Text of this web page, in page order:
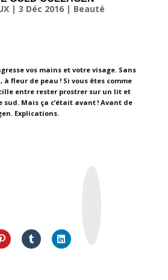
| 3 Déc 2016| Beauté
vos mains et votre visage. Sans
fleur de peau ! Si vous êtes comme
entre rester prostrer sur un lit et
sud. Mais ça c’était avant ! Avant de
Explications.